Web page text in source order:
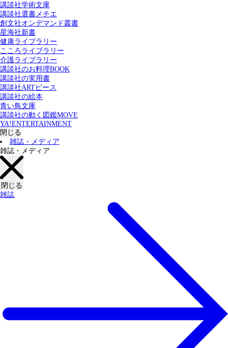
講談社学術文庫
講談社選書メチエ
創文社オンデマンド叢書
星海社新書
健康ライブラリー
こころライブラリー
介護ライブラリー
講談社のお料理BOOK
講談社の実用書
講談社ARTピース
講談社の絵本
青い鳥文庫
講談社の動く図鑑MOVE
YA!ENTERTAINMENT
閉じる
雑誌・メディア
雑誌・メディア
閉じる
雑誌